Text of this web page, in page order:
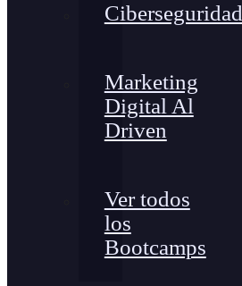
Ciberseguridad
Marketing
Digital Al
Driven
Ver todos
los
Bootcamps